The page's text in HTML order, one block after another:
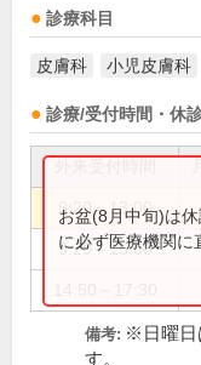
診療科目
皮膚科 小児皮膚科
診療/受付時間・休
9:20～13:00
9:20～15:00
お盆(8月中旬)は
に必ず医療機関に
備考: ※日曜日
す。